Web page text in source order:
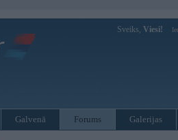
Sveiks, Viesi!
Galvenā Forums Galerijas